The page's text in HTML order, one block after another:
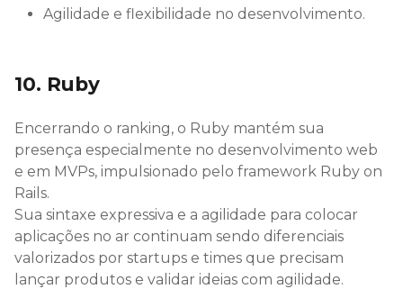
Agilidade e flexibilidade no desenvolvimento.
10. Ruby
Encerrando o ranking, o Ruby mantém sua
presença especialmente no desenvolvimento web
e em MVPs, impulsionado pelo framework Ruby on
Rails.
Sua sintaxe expressiva e a agilidade para colocar
aplicações no ar continuam sendo diferenciais
valorizados por startups e times que precisam
lançar produtos e validar ideias com agilidade.